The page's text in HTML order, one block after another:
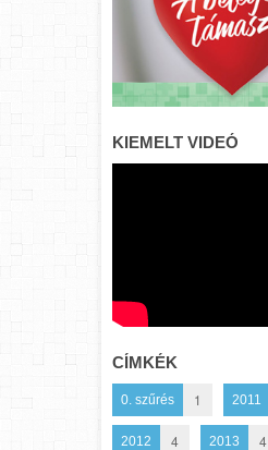
KIEMELT VIDEÓ
CÍMKÉK
0. szűrés 1 2011
2012 4 2013 4